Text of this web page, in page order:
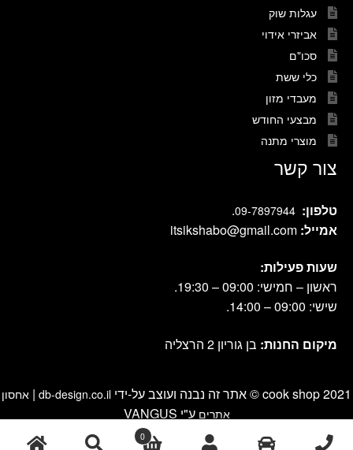
עגלות שוק
אביזרי אידוי
סכו"ם
כלי ששת
מעבדי מזון
מבצעי החודש
מוצרי מתנה
צור קשר
טלפון: 09-7897944
.
אמייל: itsikshabo@gmail.com
שעות פעילות:
ראשון – חמישי: 09:00 – 19:30.
שישי: 09:00 – 14:00.
מיקום החנות: בן גוריון 2 הרצליה
cook shop 2021 © אתר זה נבנה ועוצב על-ידי | אחסון
אתרים ע"י VANGUS
0